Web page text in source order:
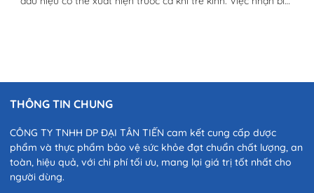
THÔNG TIN CHUNG
CÔNG TY TNHH DP ĐẠI TÂN TIẾN cam kết cung cấp dược
phẩm và thực phẩm bảo vệ sức khỏe đạt chuẩn chất lượng, an
toàn, hiệu quả, với chi phí tối ưu, mang lại giá trị tốt nhất cho
người dùng.